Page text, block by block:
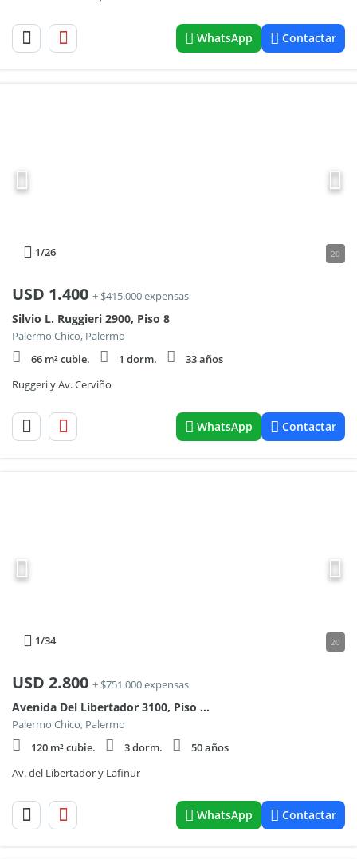
WhatsApp Contactar
1/26 20
USD 1.400 + $415.000 expensas
Silvio L. Ruggieri 2900, Piso 8
Palermo Chico, Palermo
66 m² cubie.
1 dorm.
33 años
Ruggeri y Av. Cerviño
WhatsApp Contactar
1/34 20
USD 2.800 + $751.000 expensas
Avenida Del Libertador 3100, Piso 13
Palermo Chico, Palermo
120 m² cubie.
3 dorm.
50 años
Av. del Libertador y Lafinur
WhatsApp Contactar